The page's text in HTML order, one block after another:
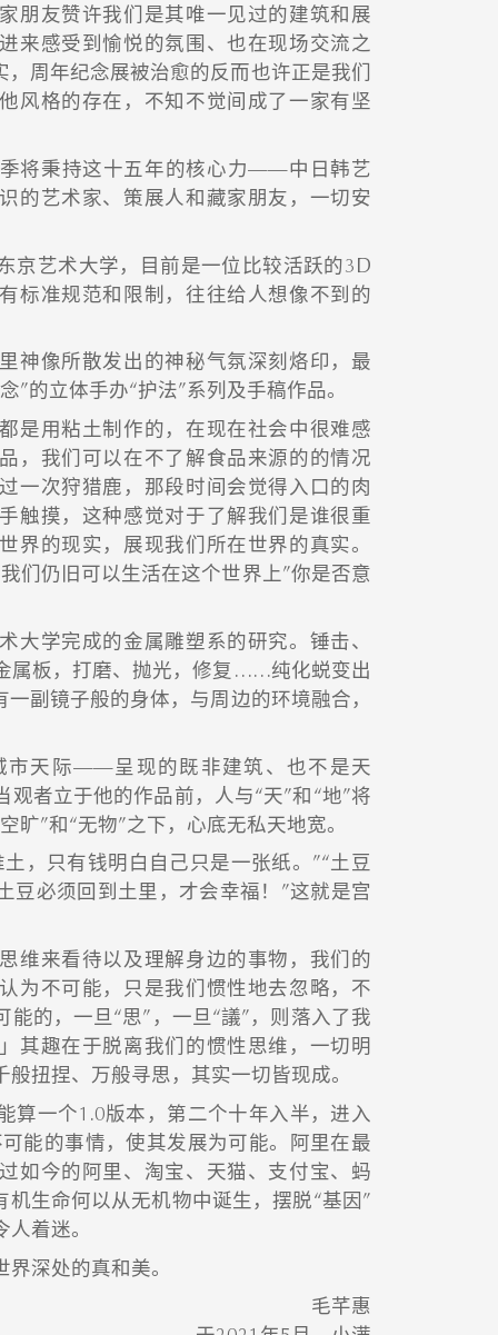
朋友赞许我们是其唯一见过的建筑和展
来感受到愉悦的氛围、也在现场交流之
周年纪念展被治愈的反而也许正是我们
风格的存在，不知不觉间成了一家有坚
将秉持这十五年的核心力——中日韩艺
的艺术家、策展人和藏家朋友，一切安
京艺术大学，目前是一位比较活跃的3D
标准规范和限制，往往给人想像不到的
神像所散发出的神秘气氛深刻烙印，最
”的立体手办“护法”系列及手稿作品。
是用粘土制作的，在现在社会中很难感
，我们可以在不了解食品来源的的情况
一次狩猎鹿，那段时间会觉得入口的肉
触摸，这种感觉对于了解我们是谁很重
界的现实，展现我们所在世界的真实。
们仍旧可以生活在这个世界上”你是否意
大学完成的金属雕塑系的研究。锤击、
属板，打磨、抛光，修复……纯化蜕变出
副镜子般的身体，与周边的环境融合，
市天际——呈现的既非建筑、也不是天
者立于他的作品前，人与“天”和“地”将
旷”和“无物”之下，心底无私天地宽。
，只有钱明白自己只是一张纸。”“土豆
豆必须回到土里，才会幸福！”这就是宫
维来看待以及理解身边的事物，我们的
为不可能，只是我们惯性地去忽略，不
的，一旦“思”，一旦“議”，则落入了我
其趣在于脱离我们的惯性思维，一切明
扭捏、万般寻思，其实一切皆现成。
算一个1.0版本，第二个十年入半，进入
能的事情，使其发展为可能。阿里在最
如今的阿里、淘宝、天猫、支付宝、蚂
生命何以从无机物中诞生，摆脱“基因”
着迷。
深处的真和美。
毛芊惠